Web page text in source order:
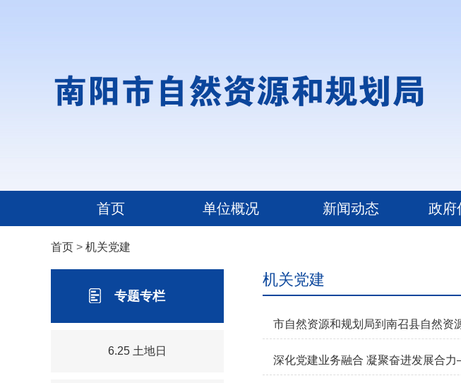
首页 单位概况 新闻动态 政府
首页 > 机关党建
专题专栏
6.25 土地日
机关党建
市自然资源和规划局到南召县自然资
深化党建业务融合 凝聚奋进发展合